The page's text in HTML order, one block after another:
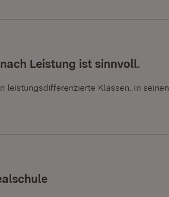
Leistung ist sinnvoll.
leistungsdifferenzierte Klassen. In seinen